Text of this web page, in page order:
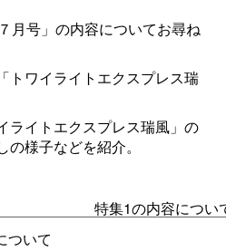
月号」の内容についてお尋ね
トワイライトエクスプレス瑞
ライトエクスプレス瑞風」の
の様子などを紹介。
特集1の内容につい
ついて